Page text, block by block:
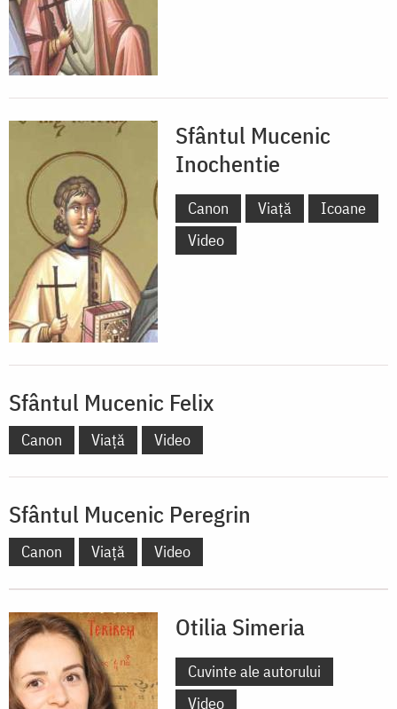
Sfântul Mucenic
Inochentie
Canon Viață
Icoane
Video
Sfântul Mucenic Felix
Canon Viață Video
Sfântul Mucenic Peregrin
Canon Viață Video
Otilia Simeria
Cuvinte ale autorului
Video